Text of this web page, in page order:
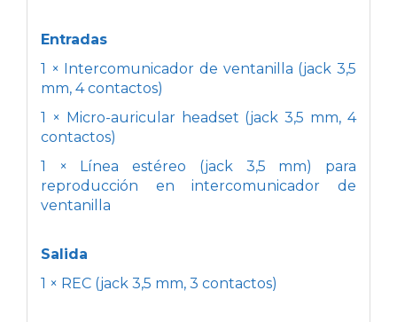
Entradas
1 × Intercomunicador de ventanilla (jack 3,5
mm, 4 contactos)
1 × Micro-auricular headset (jack 3,5 mm, 4
contactos)
1 × Línea estéreo (jack 3,5 mm) para
reproducción en intercomunicador de
ventanilla
Salida
1 × REC (jack 3,5 mm, 3 contactos)